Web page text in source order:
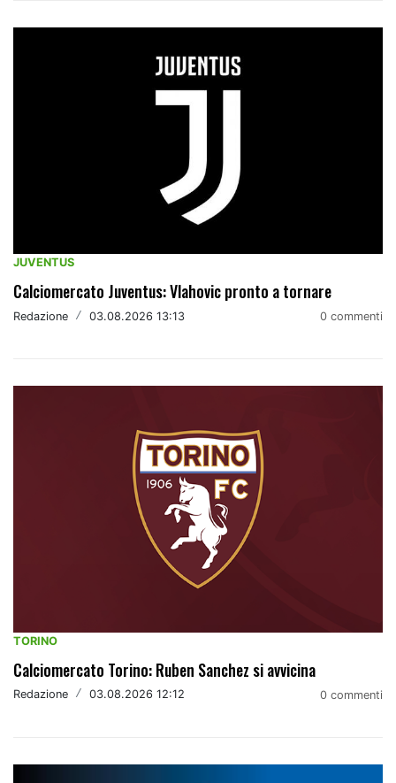
JUVENTUS
Calciomercato Juventus: Vlahovic pronto a tornare
Redazione / 03.08.2026 13:13 0 commenti
TORINO
Calciomercato Torino: Ruben Sanchez si avvicina
Redazione / 03.08.2026 12:12 0 commenti